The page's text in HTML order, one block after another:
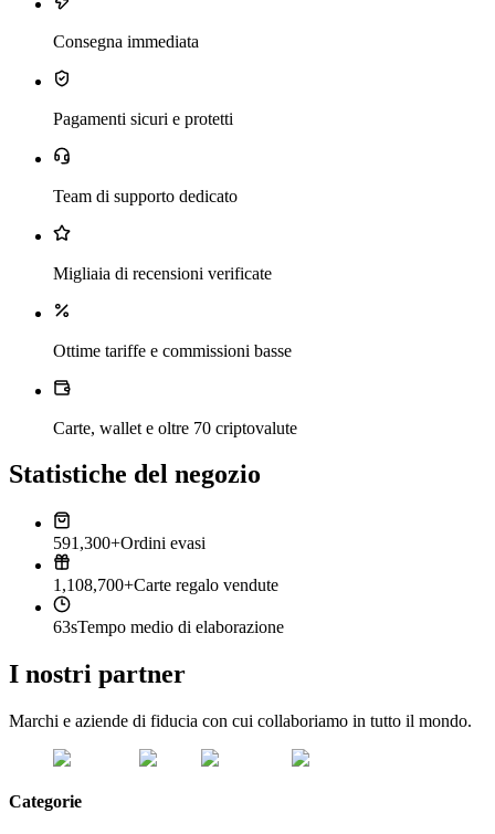
Consegna immediata
Pagamenti sicuri e protetti
Team di supporto dedicato
Migliaia di recensioni verificate
Ottime tariffe e commissioni basse
Carte, wallet e oltre 70 criptovalute
Statistiche del negozio
591,300+Ordini evasi
1,108,700+Carte regalo vendute
63sTempo medio di elaborazione
I nostri partner
Marchi e aziende di fiducia con cui collaboriamo in tutto il mondo.
Categorie